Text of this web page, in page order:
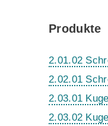
Produkte
2.01.02
2.02.01
2.03.01
2.03.02